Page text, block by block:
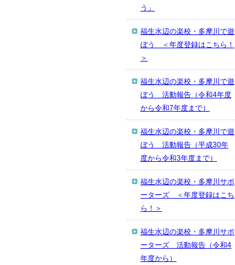
う」
福生水辺の楽校・多摩川で遊
ぼう ＜年度登録はこちら！
＞
福生水辺の楽校・多摩川で遊
ぼう 活動報告（令和4年度
から令和7年度まで）
福生水辺の楽校・多摩川で遊
ぼう 活動報告（平成30年
度から令和3年度まで）
福生水辺の楽校・多摩川サポ
ーターズ ＜年度登録はこち
ら！＞
福生水辺の楽校・多摩川サポ
ーターズ 活動報告（令和4
年度から）